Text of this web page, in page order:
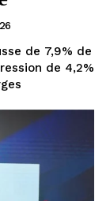
de 7,9% de
de 4,2%